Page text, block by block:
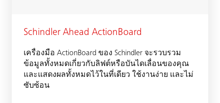
Schindler Ahead ActionBoard
เครื่องมือ ActionBoard ของ Schindler จะรวบรวม
ข้อมูลทั้งหมดเกี่ยวกับลิฟต์หรือบันไดเลื่อนของคุณ
และแสดงผลทั้งหมดไว้ในที่เดียว ใช้งานง่าย และไม่
ซับซ้อน